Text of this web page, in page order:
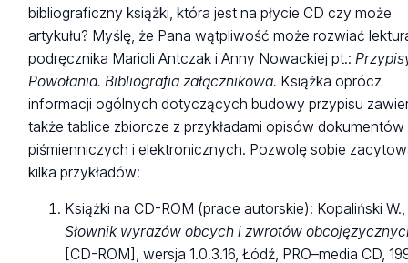
bibliograficzny książki, która jest na płycie CD czy może
artykułu? Myślę, że Pana wątpliwość może rozwiać
podręcznika Marioli Antczak i Anny Nowackiej pt.:
Powołania. Bibliografia załącznikowa. Książka oprócz
informacji ogólnych dotyczących budowy przypisu
także tablice zbiorcze z przykładami opisów dokumentów
piśmienniczych i elektronicznych. Pozwolę sobie
kilka przykładów:
Książki na CD-ROM (prace autorskie): Kopaliński W.,
Słownik wyrazów obcych i zwrotów
[CD-ROM], wersja 1.0.3.16, Łódź, PRO–media CD,